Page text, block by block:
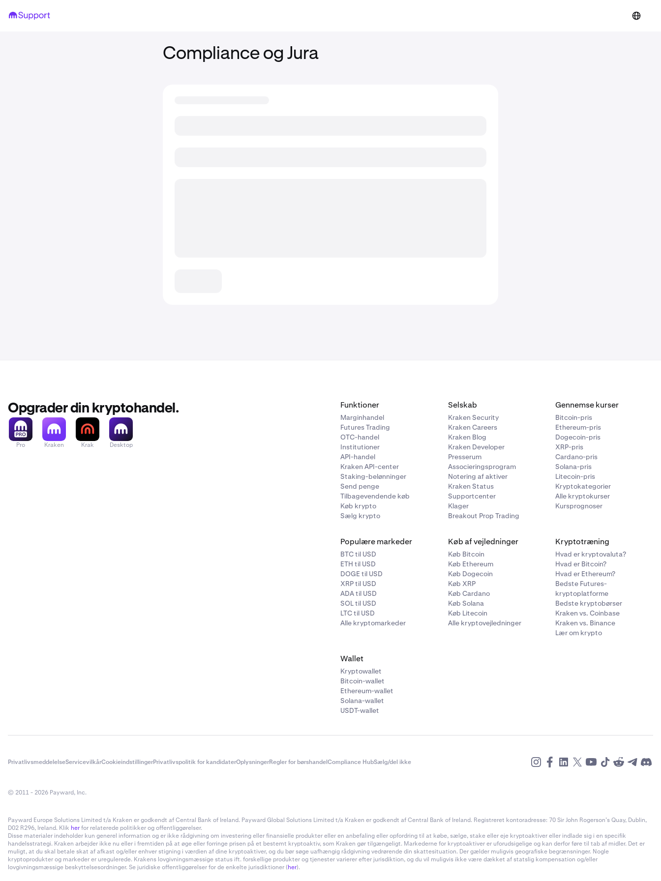
Compliance og Jura
Opgrader din kryptohandel.
Pro Kraken Krak Desktop
Funktioner
Marginhandel
Futures Trading
OTC-handel
Institutioner
API-handel
Kraken API-center
Staking-belønninger
Send penge
Tilbagevendende køb
Køb krypto
Sælg krypto
Selskab
Kraken Security
Kraken Careers
Kraken Blog
Kraken Developer
Presserum
Associeringsprogram
Notering af aktiver
Kraken Status
Supportcenter
Klager
Breakout Prop Trading
Gennemse kurser
Bitcoin-pris
Ethereum-pris
Dogecoin-pris
XRP-pris
Cardano-pris
Solana-pris
Litecoin-pris
Kryptokategorier
Alle kryptokurser
Kursprognoser
Populære markeder
BTC til USD
ETH til USD
DOGE til USD
XRP til USD
ADA til USD
SOL til USD
LTC til USD
Alle kryptomarkeder
Køb af vejledninger
Køb Bitcoin
Køb Ethereum
Køb Dogecoin
Køb XRP
Køb Cardano
Køb Solana
Køb Litecoin
Alle kryptovejledninger
Kryptotræning
Hvad er kryptovaluta?
Hvad er Bitcoin?
Hvad er Ethereum?
Bedste Futures-
kryptoplatforme
Bedste kryptobørser
Kraken vs. Coinbase
Kraken vs. Binance
Lær om krypto
Wallet
Kryptowallet
Bitcoin-wallet
Ethereum-wallet
Solana-wallet
USDT-wallet
PrivatlivsmeddelelseServicevilkårCookieindstillingerPrivatlivspolitik for kandidaterOplysningerRegler for børshandelCompliance HubSælg/del ikke
© 2011 - 2026 Payward, Inc.
Payward Europe Solutions Limited t/a Kraken er godkendt af Central Bank of Ireland. Payward Global Solutions Limited t/a Kraken er godkendt af Central Bank of Ireland. Registreret kontoradresse: 70 Sir John Rogerson’s Quay, Dublin,
D02 R296, Ireland. Klik herfor relaterede politikker og offentliggørelser.
Disse materialer indeholder kun generel information og er ikke rådgivning om investering eller finansielle produkter eller en anbefaling eller opfordring til at købe, sælge, stake eller eje kryptoaktiver eller indlade sig i en specifik
handelsstrategi. Kraken arbejder ikke nu eller i fremtiden på at øge eller forringe prisen på et bestemt kryptoaktiv, som Kraken gør tilgængeligt. Markederne for kryptoaktiver er uforudsigelige og kan derfor føre til tab af midler. Det er
muligt, at du skal betale skat af afkast og/eller enhver stigning i værdien af dine kryptoaktiver, og du bør søge uafhængig rådgivning vedrørende din skattesituation. Der gælder muligvis geografiske begrænsninger. Nogle
kryptoprodukter og markeder er uregulerede. Krakens lovgivningsmæssige status ift. forskellige produkter og tjenester varierer efter jurisdiktion, og du vil muligvis ikke være dækket af statslig kompensation og/eller
lovgivningsmæssige beskyttelsesordninger. Se juridiske offentliggørelser for de enkelte jurisdiktioner (her).